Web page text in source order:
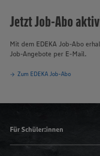
Jetzt Job-Abo
Mit dem EDEKA Job-Abo
Job-Angebote per E-Mail.
Zum EDEKA Job-Abo
Für Schüler:innen